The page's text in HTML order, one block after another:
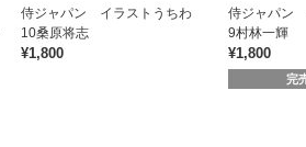
侍ジャパン イラストうちわ
10桑原将志
¥1,800
侍ジャパン
9村林一輝
¥1,800
完